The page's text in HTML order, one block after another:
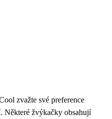
zvažte své preference
Některé žvýkačky obsahují